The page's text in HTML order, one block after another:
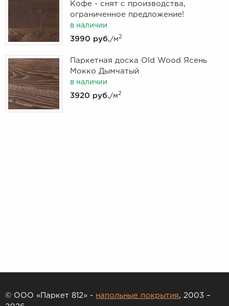
Кофе - снят с производства,
ограниченное предложение!
в наличии
3990 руб./м2
Паркетная доска Old Wood Ясень
Мокко Дымчатый
в наличии
3920 руб./м2
© ООО «Паркет 812» - напольные покрытия, 2003 –